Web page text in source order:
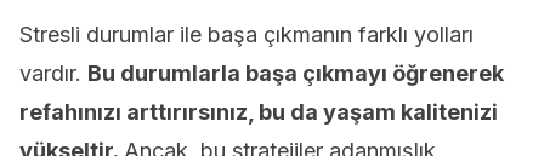
Stresli durumlar ile başa çıkmanın farklı yolları
vardır. Bu durumlarla başa çıkmayı öğrenerek
refahınızı arttırırsınız, bu da yaşam kalitenizi
yükseltir. Ancak, bu stratejiler adanmışlık